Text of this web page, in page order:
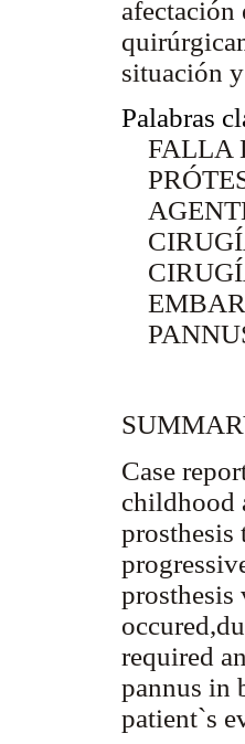
afectación
situación
Palabras
FALLA
Case
childhood
prosthesis
required
pannus in
patient`s